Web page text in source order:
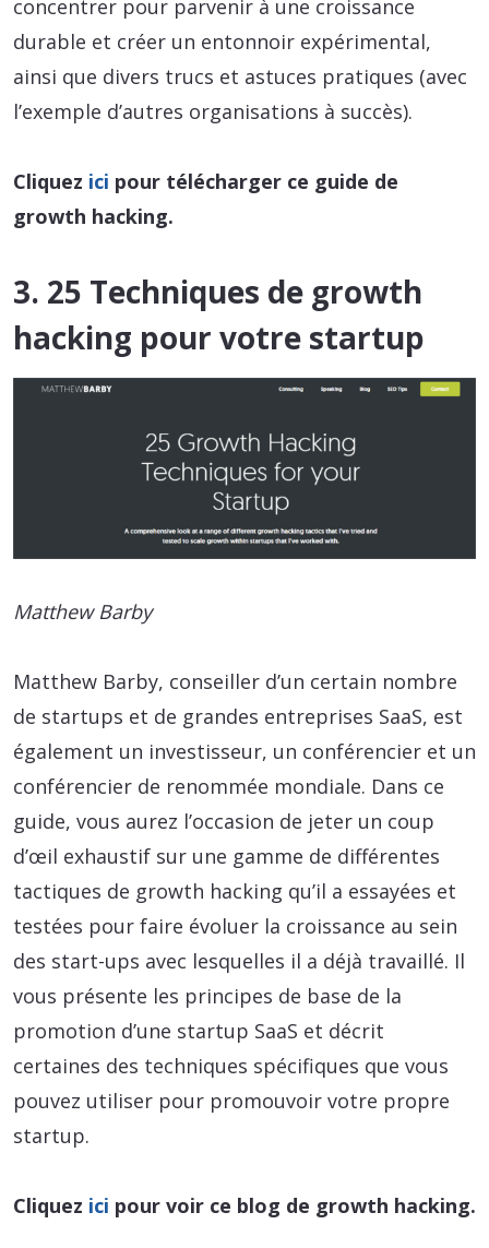
concentrer pour parvenir à une croissance
durable et créer un entonnoir expérimental,
ainsi que divers trucs et astuces pratiques (avec
l’exemple d’autres organisations à succès).
Cliquez ici pour télécharger ce guide de
growth hacking.
3. 25 Techniques de growth
hacking pour votre startup
Matthew Barby
Matthew Barby, conseiller d’un certain nombre
de startups et de grandes entreprises SaaS, est
également un investisseur, un conférencier et un
conférencier de renommée mondiale. Dans ce
guide, vous aurez l’occasion de jeter un coup
d’œil exhaustif sur une gamme de différentes
tactiques de growth hacking qu’il a essayées et
testées pour faire évoluer la croissance au sein
des start-ups avec lesquelles il a déjà travaillé. Il
vous présente les principes de base de la
promotion d’une startup SaaS et décrit
certaines des techniques spécifiques que vous
pouvez utiliser pour promouvoir votre propre
startup.
Cliquez ici pour voir ce blog de growth hacking.